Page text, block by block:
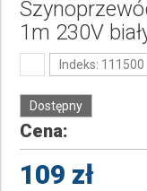
1m 230V
Indeks:
Dostępny
Cena:
109 zł